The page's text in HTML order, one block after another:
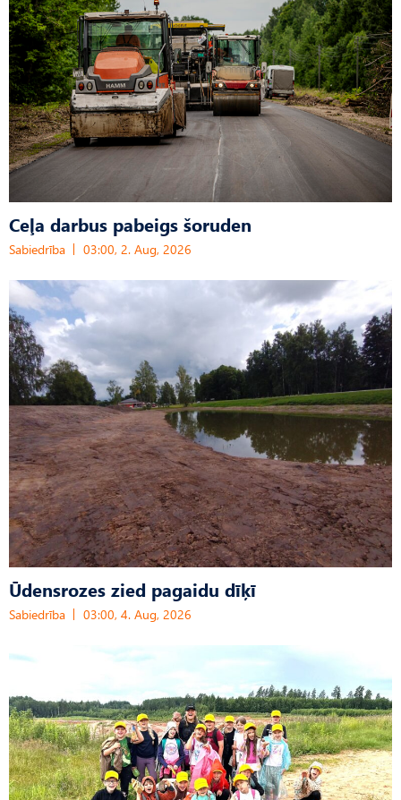
Ceļa darbus pabeigs šoruden
Sabiedrība 03:00, 2. Aug, 2026
Ūdensrozes zied pagaidu dīķī
Sabiedrība 03:00, 4. Aug, 2026